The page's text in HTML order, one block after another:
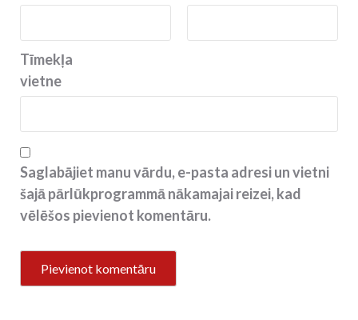
Tīmekļa
vietne
Saglabājiet manu vārdu, e-pasta adresi un vietni
šajā pārlūkprogrammā nākamajai reizei, kad
vēlēšos pievienot komentāru.